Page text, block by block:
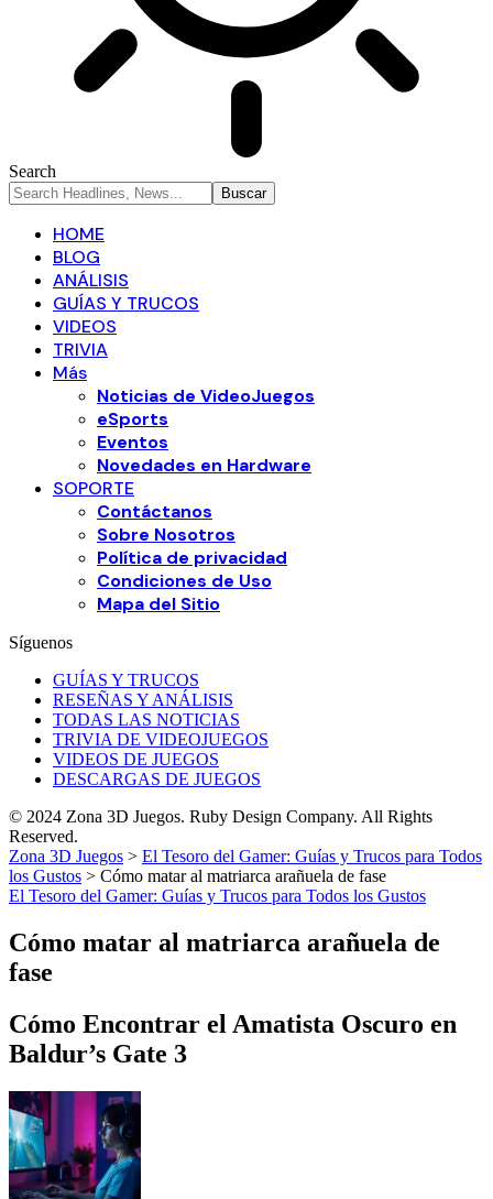
Search
HOME
BLOG
ANÁLISIS
GUÍAS Y TRUCOS
VIDEOS
TRIVIA
Más
Noticias de VideoJuegos
eSports
Eventos
Novedades en Hardware
SOPORTE
Contáctanos
Sobre Nosotros
Política de privacidad
Condiciones de Uso
Mapa del Sitio
Síguenos
GUÍAS Y TRUCOS
RESEÑAS Y ANÁLISIS
TODAS LAS NOTICIAS
TRIVIA DE VIDEOJUEGOS
VIDEOS DE JUEGOS
DESCARGAS DE JUEGOS
© 2024 Zona 3D Juegos. Ruby Design Company. All Rights
Reserved.
Zona 3D Juegos > El Tesoro del Gamer: Guías y Trucos para Todos
los Gustos > Cómo matar al matriarca arañuela de fase
El Tesoro del Gamer: Guías y Trucos para Todos los Gustos
Cómo matar al matriarca arañuela de
fase
Cómo Encontrar el Amatista Oscuro en
Baldur’s Gate 3